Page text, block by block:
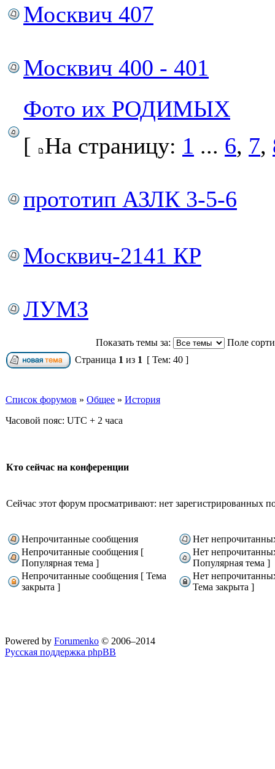
Москвич 407
Москвич 400 - 401
Фото их РОДИМЫХ
[ На страницу: 1 ... 6, 7,
прототип АЗЛК 3-5-6
Москвич-2141 КР
ЛУМЗ
Показать темы за:
Поле
Страница 1 из 1 [ Тем: 40 ]
Список форумов » Общее » История
Часовой пояс: UTC + 2 часа
Кто сейчас на конференции
Сейчас этот форум просматривают: нет зарегистрированных
Непрочитанные сообщения
Нет
Непрочитанные сообщения [
Популярная тема ]
Нет
Популярная тема ]
Непрочитанные сообщения [ Тема
закрыта ]
Нет
Тема закрыта ]
Powered by Forumenko © 2006–2014
Русская поддержка phpBB